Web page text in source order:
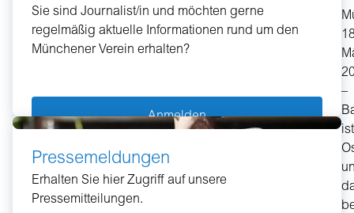
E-
Mail
Sie sind Journalist/in und möchten gerne
regelmäßig aktuelle Informationen rund um den
Münchener Verein erhalten?
Anmelden
Pressemeldungen
Erhalten Sie hier Zugriff auf unsere
Pressemitteilungen.
–
ist